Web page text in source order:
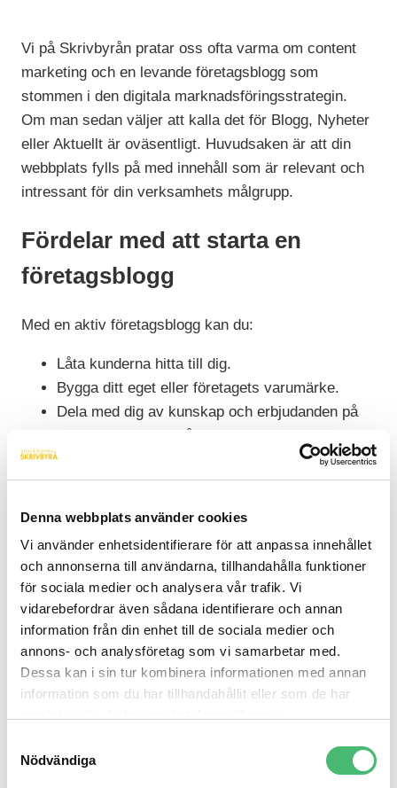
Denna webbplats använder cookies
Vi använder enhetsidentifierare för att anpassa innehållet
och annonserna till användarna, tillhandahålla funktioner
för sociala medier och analysera vår trafik. Vi
vidarebefordrar även sådana identifierare och annan
information från din enhet till de sociala medier och
annons- och analysföretag som vi samarbetar med.
Dessa kan i sin tur kombinera informationen med annan
information som du har tillhandahållit eller som de har
Nödvändiga
Vi på Skrivbyrån pratar oss ofta varma om content
marketing och en levande företagsblogg som
stommen i den digitala marknadsföringsstrategin.
Om man sedan väljer att kalla det för Blogg, Nyheter
eller Aktuellt är oväsentligt. Huvudsaken är att din
webbplats fylls på med innehåll som är relevant och
intressant för din verksamhets målgrupp.
Fördelar med att starta en
företagsblogg
Med en aktiv företagsblogg kan du:
Låta kunderna hitta till dig.
Bygga ditt eget eller företagets varumärke.
Dela med dig av kunskap och erbjudanden på
ett sätt som visar på värdet för dina kunder.
Styra och mäta webbtrafik.
Skaffa en bra placering hos Google.
Genom att sökordsoptimera dina inlägg gör du det
enkelt för dina läsare att hitta dig via sökningar. Rätt
målgrupp lockar du till dig genom att marknadsföra
dina inlägg i väl valda kanaler.
Vi har rätt bloggare för dig!
Kanske vill du starta en företagsblogg, men saknar
hjälp utifrån. Via Stockholms Skrivbyrå kan du anlita